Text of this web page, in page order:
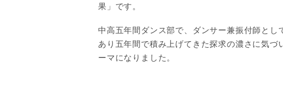
果」です。
中高五年間ダンス部で、ダンサー兼振付師と
あり五年間で積み上げてきた探求の濃さに気
ーマになりました。